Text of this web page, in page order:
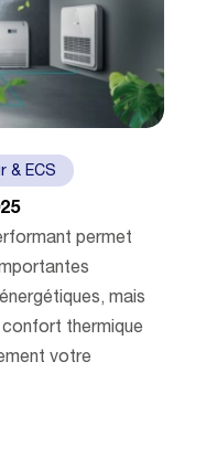
& ECS
permet
mais
thermique
votre